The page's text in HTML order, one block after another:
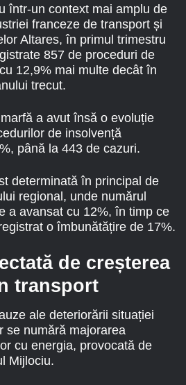
într-un context mai amplu de
franceze de transport și
Altares, în primul trimestru
857 de proceduri de
12,9% mai multe decât în
trecut.
a avut însă o evoluție
de insolvență
până la 443 de cazuri.
determinată în principal de
regional, unde numărul
a avansat cu 12%, în timp ce
o îmbunătățire de 17%.
de creșterea
transport
ale deteriorării situației
se numără majorarea
cu energia, provocată de
Mijlociu.